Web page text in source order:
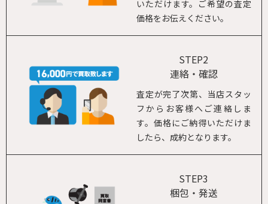
いただけます。ご希望の査定
価格をお伝えください。
STEP2
連絡・確認
査定が完了次第、当店スタッ
フからお客様へご連絡しま
す。価格にご納得いただけま
したら、成約となります。
STEP3
梱包・発送